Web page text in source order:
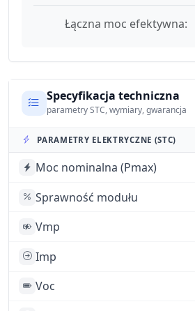
Łączna moc efektywna:
Specyfikacja techniczna
parametry STC, wymiary, gwarancja
PARAMETRY ELEKTRYCZNE (STC)
Moc nominalna (Pmax)
Sprawność modułu
Vmp
Imp
Voc